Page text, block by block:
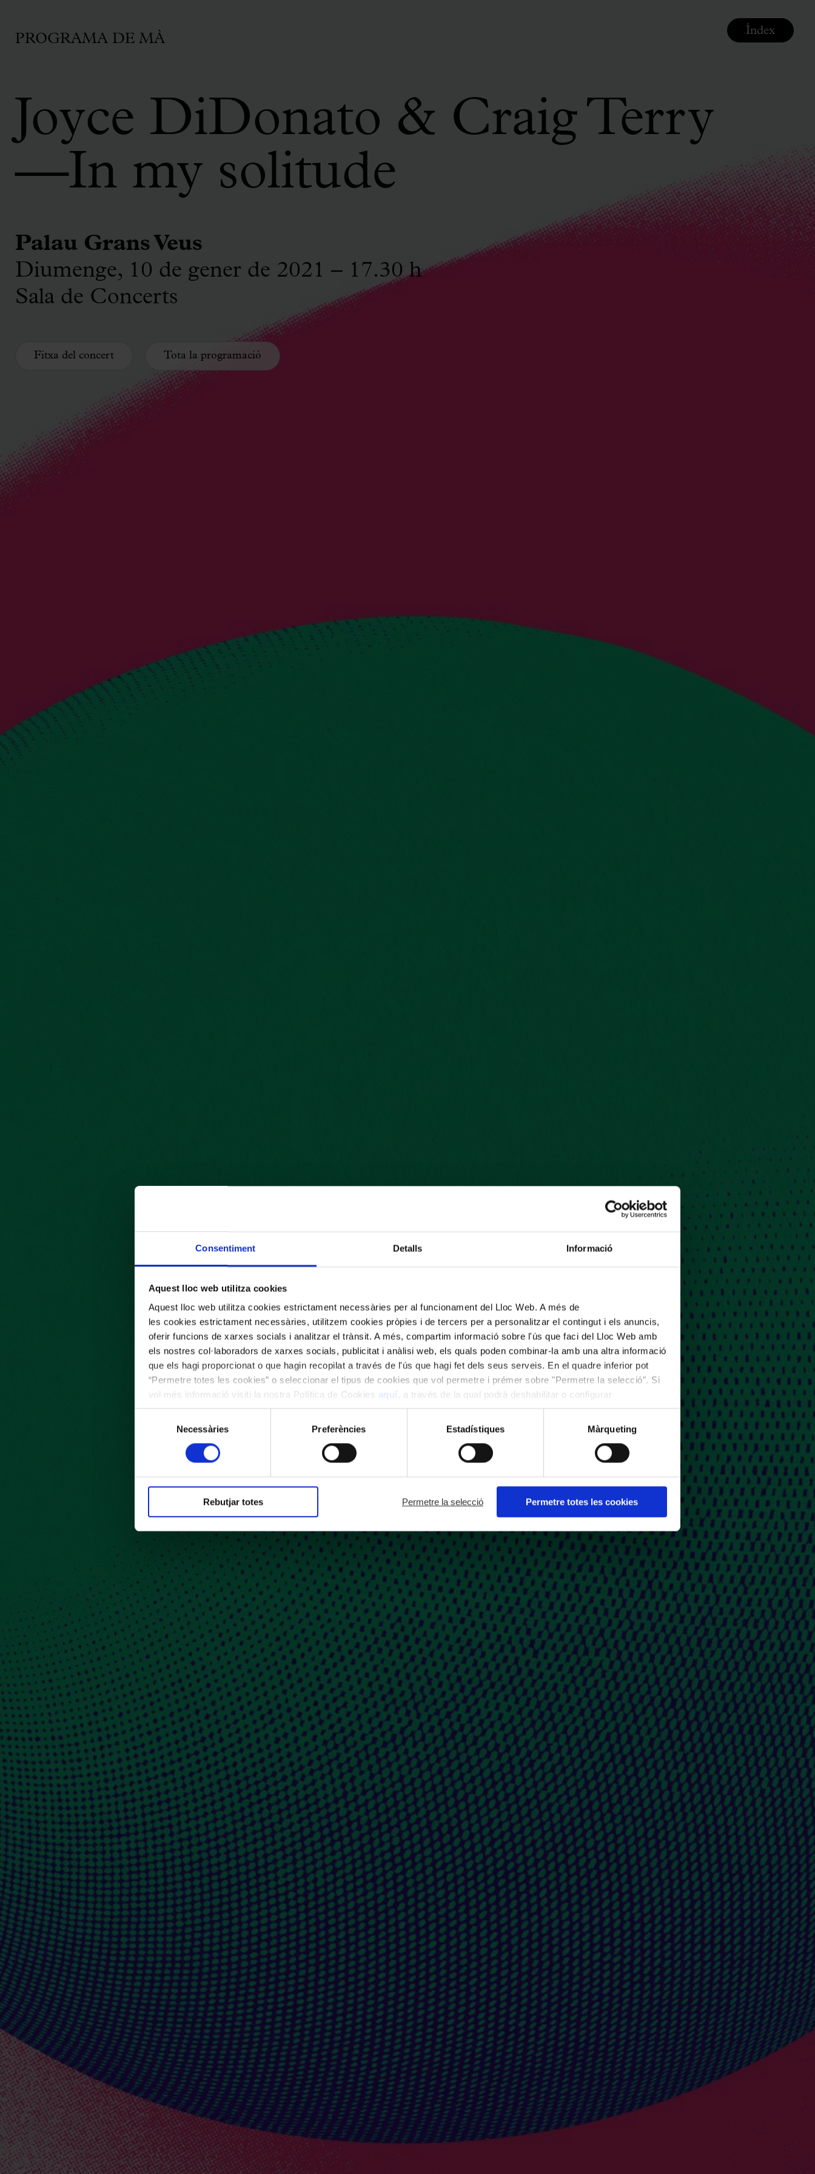
Consentiment Detalls Informació
Aquest lloc web utilitza cookies
Aquest lloc web utilitza cookies estrictament necessàries per al funcionament del Lloc Web. A més de
les cookies estrictament necessàries, utilitzem cookies pròpies i de tercers per a personalitzar el contingut i els anuncis,
oferir funcions de xarxes socials i analitzar el trànsit. A més, compartim informació sobre l'ús que faci del Lloc Web amb
els nostres col·laboradors de xarxes socials, publicitat i anàlisi web, els quals poden combinar-la amb una altra informació
que els hagi proporcionat o que hagin recopilat a través de l'ús que hagi fet dels seus serveis. En el quadre inferior pot
“Permetre totes les cookies” o seleccionar el tipus de cookies que vol permetre i prémer sobre "Permetre la selecció". Si
vol més informació visiti la nostra Política de Cookies aquí
, a través de la qual podrà deshabilitar o configurar
les cookies en qualsevol moment.
consentiment
Necessàries Preferències Estadístiques Màrqueting
Rebutjar totes Permetre la selecció Permetre totes les cookies
PROGRAMA DE MÀ
Joyce DiDonato & Craig Terry
—In my solitude
Palau Grans Veus
Diumenge, 10 de gener de 2021 – 17.30 h
Sala de Concerts
Fitxa del concert Tota la programació
Índex